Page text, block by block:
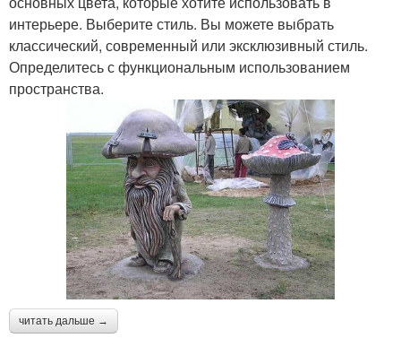
интерьере. Выберите стиль. Вы можете выбрать
классический, современный или эксклюзивный стиль.
Определитесь с функциональным использованием
пространства.
читать дальше →